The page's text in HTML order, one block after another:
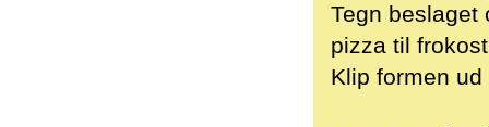
Tegn beslaget
pizza til
Klip formen